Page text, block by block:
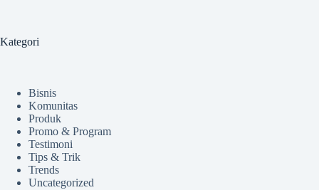
Kategori
Bisnis
Komunitas
Produk
Promo & Program
Testimoni
Tips & Trik
Trends
Uncategorized